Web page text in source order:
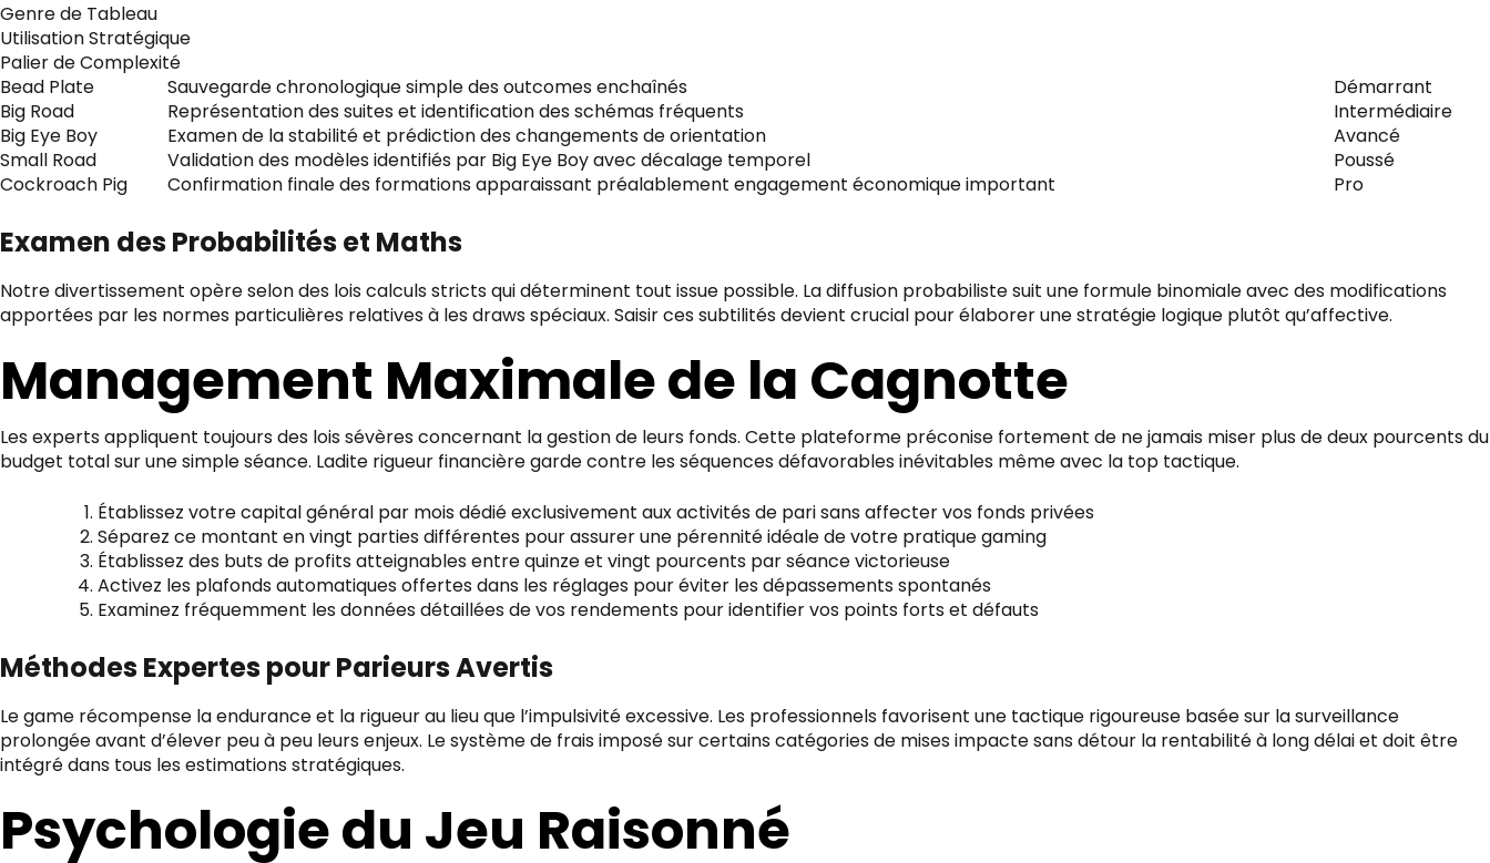
Genre de Tableau
Utilisation Stratégique
Palier de Complexité
Bead Plate
Sauvegarde chronologique simple des outcomes enchaînés
Démarrant
Big Road
Représentation des suites et identification des schémas fréquents
Intermédiaire
Big Eye Boy
Examen de la stabilité et prédiction des changements de orientation
Avancé
Small Road
Validation des modèles identifiés par Big Eye Boy avec décalage temporel
Poussé
Cockroach Pig
Confirmation finale des formations apparaissant préalablement engagement économique important Pro
Examen des Probabilités et Maths
Notre divertissement opère selon des lois calculs stricts qui déterminent tout issue possible. La diffusion probabiliste suit une formule binomiale avec des modifications
apportées par les normes particulières relatives à les draws spéciaux. Saisir ces subtilités devient crucial pour élaborer une stratégie logique plutôt qu’affective.
Management Maximale de la Cagnotte
Les experts appliquent toujours des lois sévères concernant la gestion de leurs fonds. Cette plateforme préconise fortement de ne jamais miser plus de deux pourcents du
budget total sur une simple séance. Ladite rigueur financière garde contre les séquences défavorables inévitables même avec la top tactique.
Établissez votre capital général par mois dédié exclusivement aux activités de pari sans affecter vos fonds privées
Séparez ce montant en vingt parties différentes pour assurer une pérennité idéale de votre pratique gaming
Établissez des buts de profits atteignables entre quinze et vingt pourcents par séance victorieuse
Activez les plafonds automatiques offertes dans les réglages pour éviter les dépassements spontanés
Examinez fréquemment les données détaillées de vos rendements pour identifier vos points forts et défauts
Méthodes Expertes pour Parieurs Avertis
Le game récompense la endurance et la rigueur au lieu que l’impulsivité excessive. Les professionnels favorisent une tactique rigoureuse basée sur la surveillance
prolongée avant d’élever peu à peu leurs enjeux. Le système de frais imposé sur certains catégories de mises impacte sans détour la rentabilité à long délai et doit être
intégré dans tous les estimations stratégiques.
Psychologie du Jeu Raisonné